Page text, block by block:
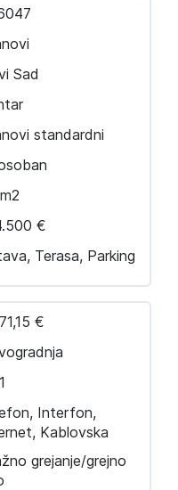
Sad
standardni
€
Terasa, Parking
€
Interfon,
Kablovska
grejanje/grejno